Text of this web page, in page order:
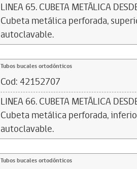
LINEA 65. CUBETA METÁLICA
Cubeta metálica perforada,
autoclavable.
Tubos bucales ortodónticos
Cod: 42152707
LINEA 66. CUBETA METÁLICA
Cubeta metálica perforada,
autoclavable.
Tubos bucales ortodónticos